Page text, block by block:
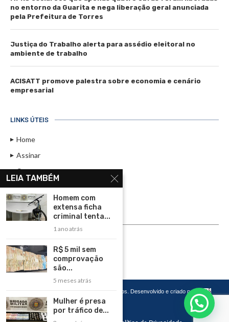
no entorno da Guarita e nega liberação geral anunciada
pela Prefeitura de Torres
Justiça do Trabalho alerta para assédio eleitoral no
ambiente de trabalho
ACISATT promove palestra sobre economia e cenário
empresarial
LINKS ÚTEIS
Home
Assinar
Contato
Política de Privacidade
Rádio Maristela - Ao Vivo
ASSINE
Copyright 2026 – Todos os Direitos Reservados. Desenvolvido e criado por
Cadô
Agência de Marketing
LEIA TAMBÉM
Homem com
extensa ficha
criminal tenta...
1 ano atrás
R$ 5 mil sem
comprovação
são...
5 meses atrás
Mulher é presa
por tráfico de...